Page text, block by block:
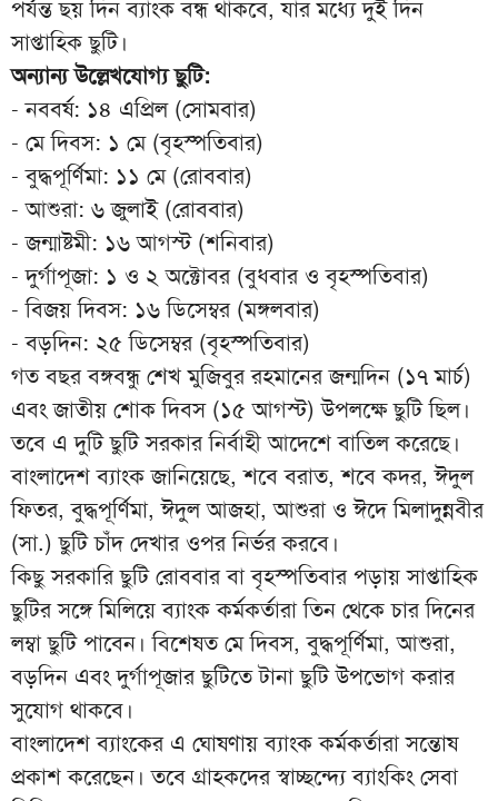
পর্যন্ত ছয় দিন ব্যাংক বন্ধ থাকবে, যার মধ্যে দুই দিন
সাপ্তাহিক ছুটি।
অন্যান্য উল্লেখযোগ্য ছুটি:
- নববর্ষ: ১৪ এপ্রিল (সোমবার)
- মে দিবস: ১ মে (বৃহস্পতিবার)
- বুদ্ধপূর্ণিমা: ১১ মে (রোববার)
- আশুরা: ৬ জুলাই (রোববার)
- জন্মাষ্টমী: ১৬ আগস্ট (শনিবার)
- দুর্গাপূজা: ১ ও ২ অক্টোবর (বুধবার ও বৃহস্পতিবার)
- বিজয় দিবস: ১৬ ডিসেম্বর (মঙ্গলবার)
- বড়দিন: ২৫ ডিসেম্বর (বৃহস্পতিবার)
গত বছর বঙ্গবন্ধু শেখ মুজিবুর রহমানের জন্মদিন (১৭ মার্চ)
এবং জাতীয় শোক দিবস (১৫ আগস্ট) উপলক্ষে ছুটি ছিল।
তবে এ দুটি ছুটি সরকার নির্বাহী আদেশে বাতিল করেছে।
বাংলাদেশ ব্যাংক জানিয়েছে, শবে বরাত, শবে কদর, ঈদুল
ফিতর, বুদ্ধপূর্ণিমা, ঈদুল আজহা, আশুরা ও ঈদে মিলাদুন্নবীর
(সা.) ছুটি চাঁদ দেখার ওপর নির্ভর করবে।
কিছু সরকারি ছুটি রোববার বা বৃহস্পতিবার পড়ায় সাপ্তাহিক
ছুটির সঙ্গে মিলিয়ে ব্যাংক কর্মকর্তারা তিন থেকে চার দিনের
লম্বা ছুটি পাবেন। বিশেষত মে দিবস, বুদ্ধপূর্ণিমা, আশুরা,
বড়দিন এবং দুর্গাপূজার ছুটিতে টানা ছুটি উপভোগ করার
সুযোগ থাকবে।
বাংলাদেশ ব্যাংকের এ ঘোষণায় ব্যাংক কর্মকর্তারা সন্তোষ
প্রকাশ করেছেন। তবে গ্রাহকদের স্বাচ্ছন্দ্যে ব্যাংকিং সেবা